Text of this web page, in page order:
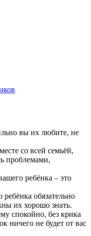
вы их любите, не
со всей семьёй,
проблемами,
ребёнка – это
обязательно
их хорошо знать.
спокойно, без крика
ничего не будет от вас